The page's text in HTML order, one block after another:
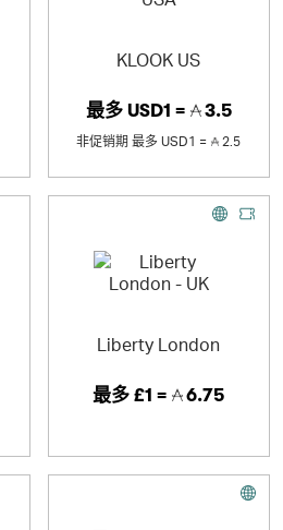
KLOOK US
最多USD1 = 3.5
非促销期 最多 USD1 = 2.5
Liberty London
最多 £1 = 6.75